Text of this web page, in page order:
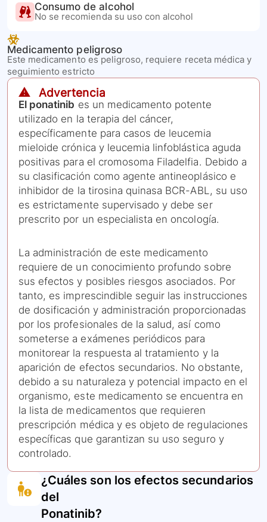
Consumo de alcohol
No se recomienda su uso con alcohol
Medicamento peligroso
Este medicamento es peligroso, requiere receta médica y
seguimiento estricto
⚠️ Advertencia
El ponatinib es un medicamento potente
utilizado en la terapia del cáncer,
específicamente para casos de leucemia
mieloide crónica y leucemia linfoblástica aguda
positivas para el cromosoma Filadelfia. Debido a
su clasificación como agente antineoplásico e
inhibidor de la tirosina quinasa BCR-ABL, su uso
es estrictamente supervisado y debe ser
prescrito por un especialista en oncología.
La administración de este medicamento
requiere de un conocimiento profundo sobre
sus efectos y posibles riesgos asociados. Por
tanto, es imprescindible seguir las instrucciones
de dosificación y administración proporcionadas
por los profesionales de la salud, así como
someterse a exámenes periódicos para
monitorear la respuesta al tratamiento y la
aparición de efectos secundarios. No obstante,
debido a su naturaleza y potencial impacto en el
organismo, este medicamento se encuentra en
la lista de medicamentos que requieren
prescripción médica y es objeto de regulaciones
específicas que garantizan su uso seguro y
controlado.
¿Cuáles son los efectos secundarios
del
Ponatinib?